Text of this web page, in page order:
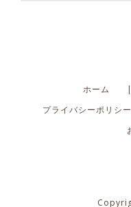
ホーム
プライバシーポリシー